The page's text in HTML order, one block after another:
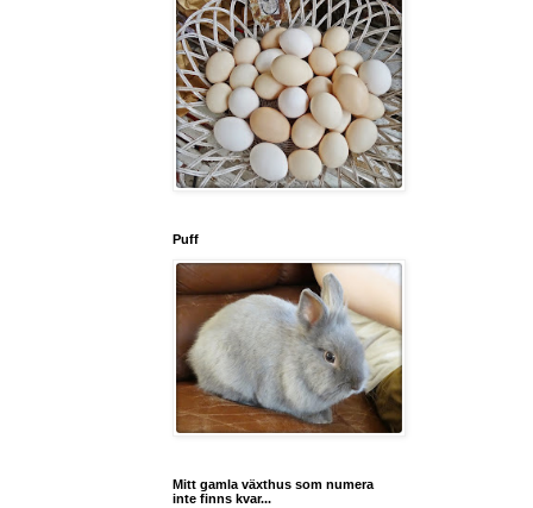
Puff
Mitt gamla växthus som numera
inte finns kvar...